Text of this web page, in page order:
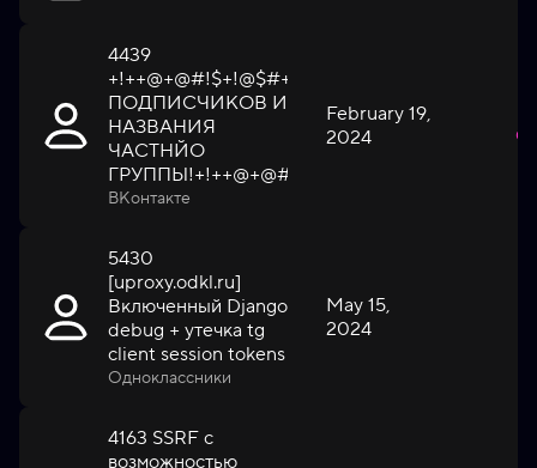
4439
+!++@+@#!$+!@$#+!@+#$
ПОДПИСЧИКОВ И
НАЗВАНИЯ
ЧАСТНЙО
ГРУППЫ!+!++@+@#!
ВКонтакте
February 19,
2024
5430
[uproxy.odkl.ru]
Включенный Django
debug + утечка tg
client session tokens
Одноклассники
May 15,
2024
4163 SSRF с
возможностью